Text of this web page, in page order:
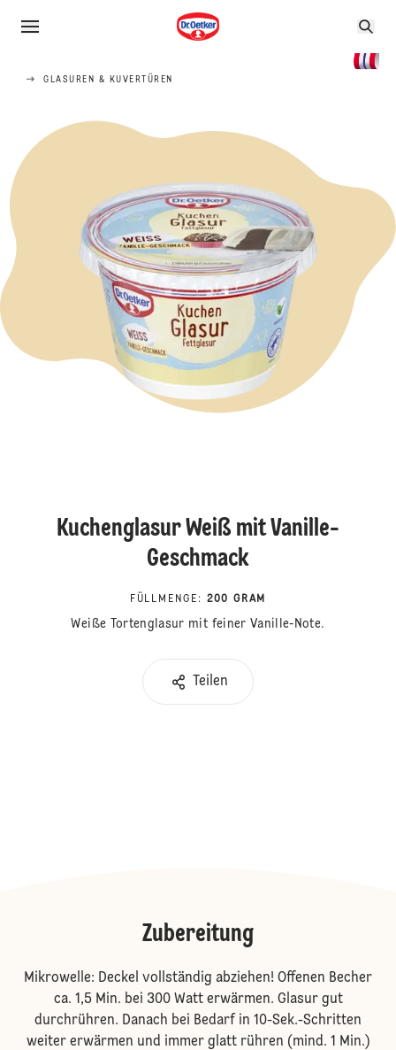
GLASUREN & KUVERTÜREN
Kuchenglasur Weiß mit Vanille-
Geschmack
FÜLLMENGE : 200 GRAM
Weiße Tortenglasur mit feiner Vanille-Note.
Teilen
Zubereitung
Mikrowelle: Deckel vollständig abziehen! Offenen Becher
ca. 1,5 Min. bei 300 Watt erwärmen. Glasur gut
durchrühren. Danach bei Bedarf in 10-Sek.-Schritten
weiter erwärmen und immer glatt rühren (mind. 1 Min.)